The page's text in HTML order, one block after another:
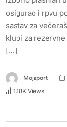
osigurao i rpvu
sastav za
klupi za
[…]
Mojsport
1.18K Views